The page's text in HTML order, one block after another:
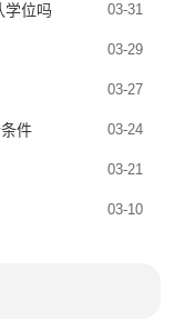
学位吗 03-31
03-29
03-27
件 03-24
03-21
03-10